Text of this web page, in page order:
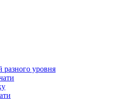
разного уровня